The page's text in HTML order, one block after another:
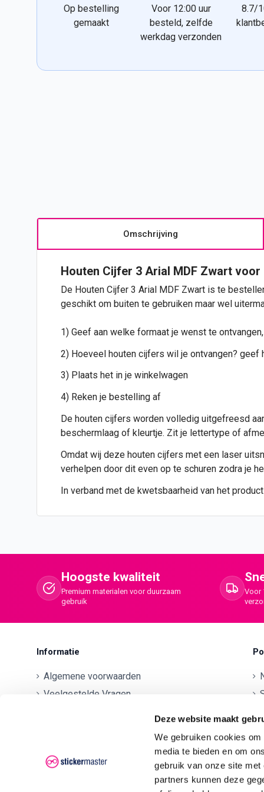
Deze website maakt
We gebruiken cookies
media te bieden en om
gebruik van onze site
partners kunnen deze
Op bestelling
gemaakt
Voor 12:00 uur
besteld, zelfde
werkdag verzonden
8.7/
Omschrijving
Houten Cijfer 3 Arial MDF Zwart
De Houten Cijfer 3 Arial MDF Zwart is te
geschikt om buiten te gebruiken maar wel
1) Geef aan welke formaat je wenst te
2) Hoeveel houten cijfers wil je ontvangen? geef
3) Plaats het in je winkelwagen
4) Reken je bestelling af
De houten cijfers worden volledig uitgefreesd
beschermlaag of kleurtje. Zit je lettertype of
Omdat wij deze houten cijfers met een laser
verhelpen door dit even op te schuren zodra je
In verband met de kwetsbaarheid van het
Hoogste kwaliteit
Premium materialen voor duurzaam
gebruik
Voor
Informatie
Algemene voorwaarden
Veelgestelde Vragen
Klachten
Privacyverklaring AVG/GDPR